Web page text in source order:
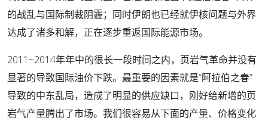
的战乱与国际制裁阴霾；同时伊朗也已经就伊核问题与外界
达成了诸多和解，正在逐步重返国际能源市场。
2011~2014年年中的很长一段时间之内，页岩气革命并没有
显著的导致国际油价下跌。最重要的因素就是“阿拉伯之春”
导致的中东乱局，造成了明显的供应缺口，刚好给新增的页
岩气产量腾出了市场。我们很容易从下面的产量、价格变化